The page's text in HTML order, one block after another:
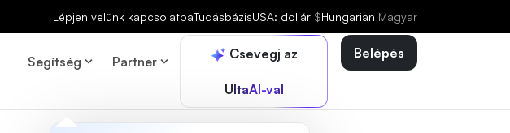
Lépjen velünk kapcsolatbaTudásbázisUSA: dollár $Hungarian Magyar
Segítség Partner Csevegj az
UltaAI-val
Belépés